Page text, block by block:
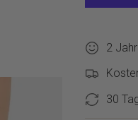
</span>
im
für
2
30